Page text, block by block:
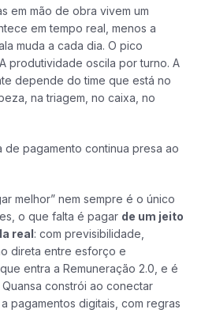
em mão de obra vivem um
em tempo real, menos a
muda a cada dia. O pico
produtividade oscila por turno. A
depende do time que está no
na triagem, no caixa, no
de pagamento continua presa ao
melhor” nem sempre é o único
o que falta é pagar de um jeito
real: com previsibilidade,
direta entre esforço e
entra a Remuneração 2.0, e é
constrói ao conectar
pagamentos digitais, com regras